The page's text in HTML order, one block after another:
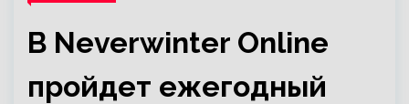
В Neverwinter Online
пройдет ежегодный